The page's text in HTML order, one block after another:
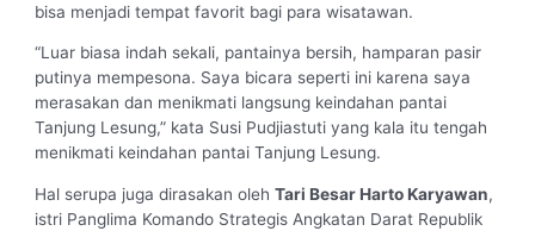
bisa menjadi tempat favorit bagi para wisatawan.
“Luar biasa indah sekali, pantainya bersih, hamparan pasir
putinya mempesona. Saya bicara seperti ini karena saya
merasakan dan menikmati langsung keindahan pantai
Tanjung Lesung,” kata Susi Pudjiastuti yang kala itu tengah
menikmati keindahan pantai Tanjung Lesung.
Hal serupa juga dirasakan olehTari Besar Harto Karyawan,
istri Panglima Komando Strategis Angkatan Darat Republik